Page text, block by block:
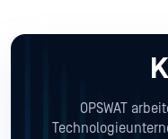
OPSWAT